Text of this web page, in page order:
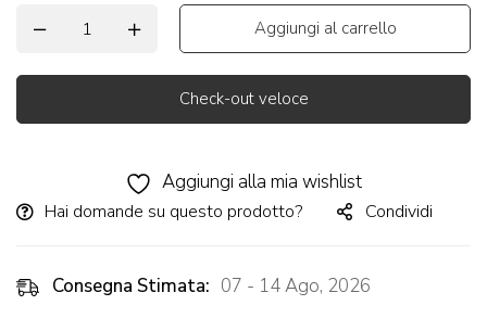
Aggiungi al carrello
Check-out veloce
Aggiungi alla mia wishlist
Hai domande su questo prodotto? Condividi
Consegna Stimata: 07 - 14 Ago, 2026